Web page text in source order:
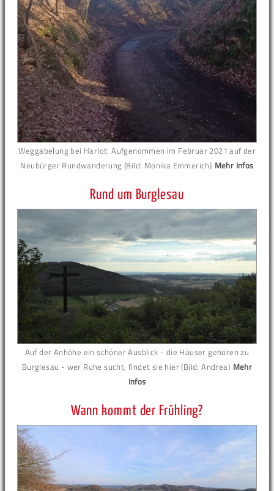
Weggabelung bei Harlot: Aufgenommen im Februar 2021 auf der
Neubürger Rundwanderung (Bild: Monika Emmerich) Mehr Infos
Rund um Burglesau
Auf der Anhöhe ein schöner Ausblick - die Häuser gehören zu
Burglesau - wer Ruhe sucht, findet sie hier (Bild: Andrea) Mehr
Infos
Wann kommt der Frühling?